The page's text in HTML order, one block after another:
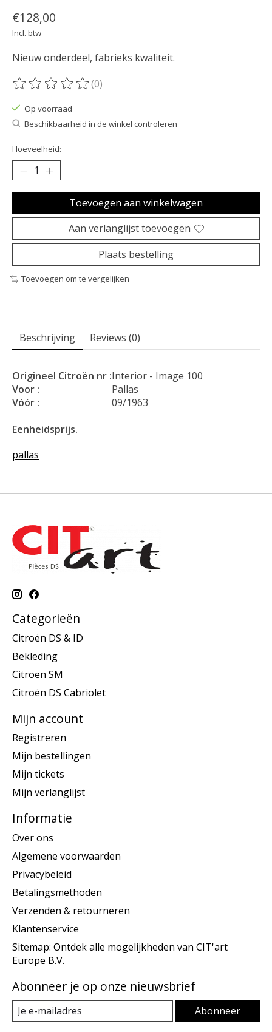
€128,00
Incl. btw
Nieuw onderdeel, fabrieks kwaliteit.
De beoordeling van dit product is
(0)
Op voorraad
Beschikbaarheid in de winkel controleren
Hoeveelheid:
Toevoegen aan winkelwagen
Aan verlanglijst toevoegen
Plaats bestelling
Toevoegen om te vergelijken
Beschrijving Reviews (0)
Origineel Citroën nr :Interior - Image 100
Voor :
Pallas
Vóór :
09/1963
Eenheidsprijs.
pallas
Categorieën
Citroën DS & ID
Bekleding
Citroën SM
Citroën DS Cabriolet
Mijn account
Registreren
Mijn bestellingen
Mijn tickets
Mijn verlanglijst
Informatie
Over ons
Algemene voorwaarden
Privacybeleid
Betalingsmethoden
Verzenden & retourneren
Klantenservice
Sitemap: Ontdek alle mogelijkheden van CIT'art
Europe B.V.
Abonneer je op onze nieuwsbrief
Abonneer